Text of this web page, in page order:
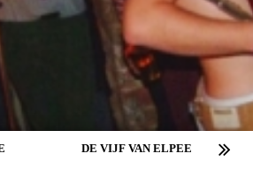
DE VIJF VAN ELPEE